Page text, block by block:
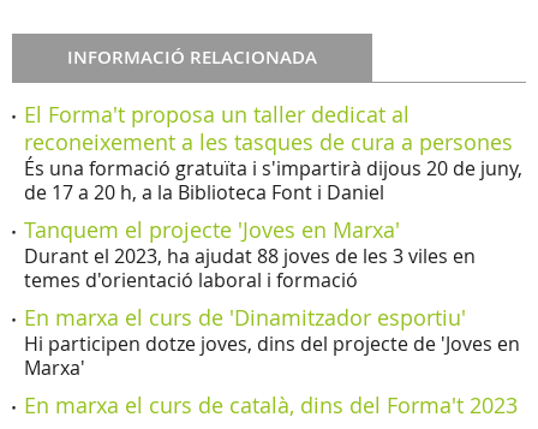
INFORMACIÓ RELACIONADA
El Forma't proposa un taller dedicat al
reconeixement a les tasques de cura a persones
És una formació gratuïta i s'impartirà dijous 20 de juny,
de 17 a 20 h, a la Biblioteca Font i Daniel
Tanquem el projecte 'Joves en Marxa'
Durant el 2023, ha ajudat 88 joves de les 3 viles en
temes d'orientació laboral i formació
En marxa el curs de 'Dinamitzador esportiu'
Hi participen dotze joves, dins del projecte de 'Joves en
Marxa'
En marxa el curs de català, dins del Forma't 2023